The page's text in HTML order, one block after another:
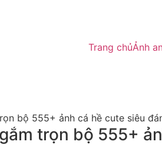
Trang chủẢnh
bộ 555+ ảnh cá hề cute siêu
trọn bộ 555+